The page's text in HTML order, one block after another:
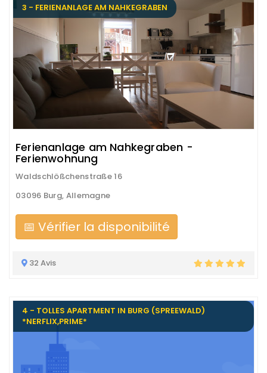
3 - FERIENANLAGE AM NAHKEGRABEN
Ferienanlage am Nahkegraben -
Ferienwohnung
Waldschlößchenstraße 16
03096 Burg, Allemagne
📅 Vérifier la disponibilité
32 Avis
4 - TOLLES APARTMENT IN BURG (SPREEWALD)
*NERFLIX,PRIME*